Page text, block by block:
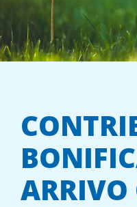
ARRIVO